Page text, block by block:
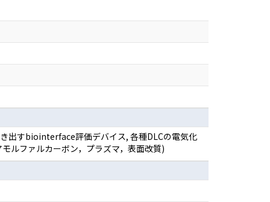
出すbiointerface評価デバイス, 各種DLCの電気化
ルファルカーボン，プラズマ，表面改質)